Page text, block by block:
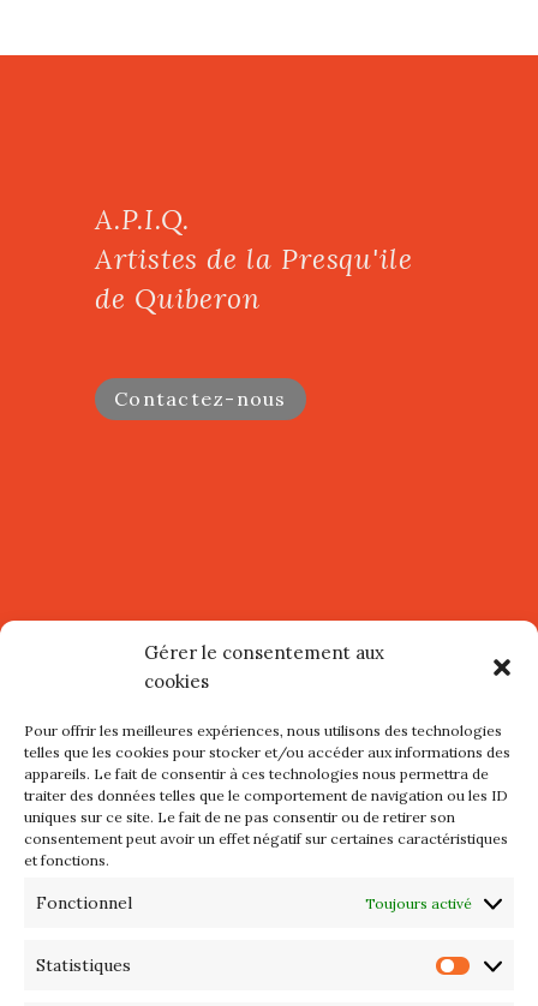
Gérer le consentement aux
cookies
Pour offrir les meilleures expériences, nous utilisons des technologies
telles que les cookies pour stocker et/ou accéder aux informations des
appareils. Le fait de consentir à ces technologies nous permettra de
traiter des données telles que le comportement de navigation ou les ID
uniques sur ce site. Le fait de ne pas consentir ou de retirer son
consentement peut avoir un effet négatif sur certaines caractéristiques
et fonctions.
Fonctionnel Toujours activé
Statistiques
A.P.I.Q.
Artistes de la Presqu'ile
de Quiberon
Contactez-nous
ACTUALITÉ
Village d’Artistes à Port Maria –
mercredi 12 et jeudi 13 août
2026
Les petits formats du Port
d’Orange : Mercredi 22 juillet de
10h à 20h
L’APIQ fête ses 10 ans